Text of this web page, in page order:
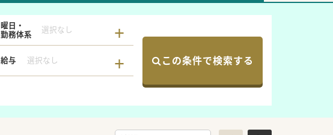
曜日・
勤務体系
選択なし
給与 選択なし この条件で検索する